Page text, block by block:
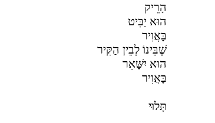
הָרֵיק
הוּא יַבִּיט
בָּאֲוִיר
שֶׁבֵּינוֹ לְבֵין הַקִּיר
הוּא יִשָּׁאֵר
בָּאֲוִיר
תָּלוּי